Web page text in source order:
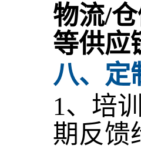
物流/
等供应
八、 定
1、培
期反馈